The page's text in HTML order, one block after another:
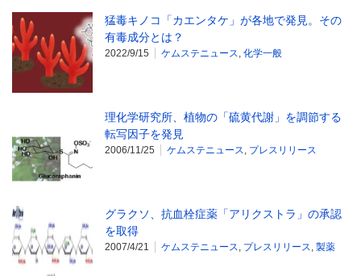
猛毒キノコ「カエンタケ」が各地で発見。その
有毒成分とは？
2022/9/15 ケムステニュース, 化学一般
理化学研究所、植物の「硫黄代謝」を調節する
転写因子を発見
2006/11/25 ケムステニュース, プレスリリース
グラクソ、抗血栓症薬「アリクストラ」の承認
を取得
2007/4/21 ケムステニュース, プレスリリース, 製薬